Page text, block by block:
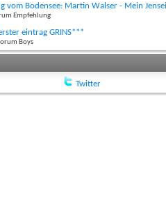
vom Bodensee: Martin Walser - Mein
Empfehlung
eintrag GRINS***
Boys
Twitter